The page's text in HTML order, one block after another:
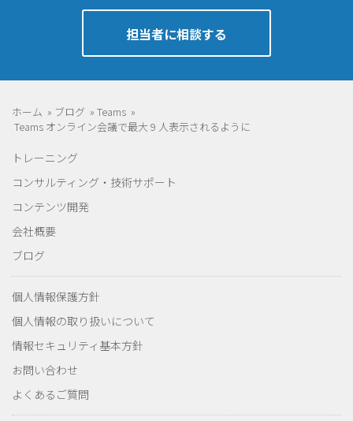
担当者に相談する
ホーム » ブログ » Teams »
Teams オンライン会議で最大 9 人表示されるように
トレーニング
コンサルティング・技術サポート
コンテンツ開発
会社概要
ブログ
個人情報保護方針
個人情報の取り扱いについて
情報セキュリティ基本方針
お問い合わせ
よくあるご質問